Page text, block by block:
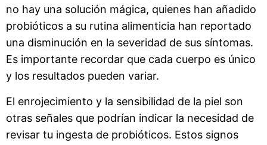
no hay una solución mágica, quienes han añadido
probióticos a su rutina alimenticia han reportado
una disminución en la severidad de sus síntomas.
Es importante recordar que cada cuerpo es único
y los resultados pueden variar.
El enrojecimiento y la sensibilidad de la piel son
otras señales que podrían indicar la necesidad de
revisar tu ingesta de probióticos. Estos signos